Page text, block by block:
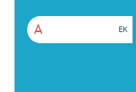
A EK